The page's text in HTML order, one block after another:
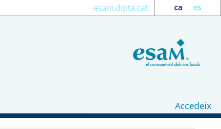
ca es
esam.dipta.cat
Accedeix